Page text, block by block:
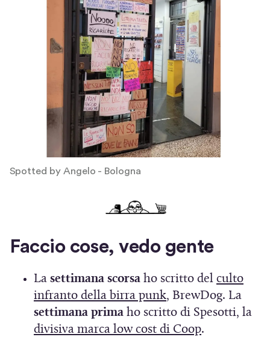
e
i
n
u
n
a
n
u
o
f
n
e
s
Spotted by Angelo - Bologna
Faccio cose, vedo gente
La settimana scorsa ho scritto del culto
infranto della birra punk(
S
i
, BrewDog. La
settimana prima ho scritto di Spesotti, la
divisiva marca low cost di Coop(.